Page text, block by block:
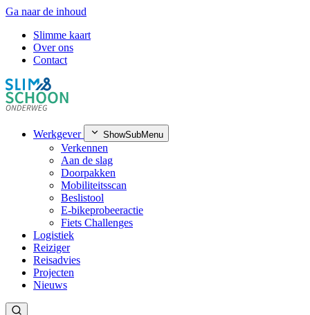
Ga naar de inhoud
Slimme kaart
Over ons
Contact
Werkgever ShowSubMenu
Verkennen
Aan de slag
Doorpakken
Mobiliteitsscan
Beslistool
E-bikeprobeeractie
Fiets Challenges
Logistiek
Reiziger
Reisadvies
Projecten
Nieuws